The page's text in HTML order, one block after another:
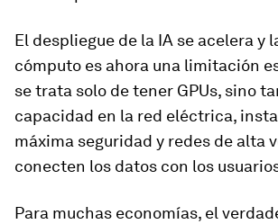
El despliegue de la IA se acelera y
cómputo es ahora una limitación
se trata solo de tener GPUs, sino
capacidad en la red eléctrica,
máxima seguridad y redes de alta
conecten los datos con los
Para muchas economías, el